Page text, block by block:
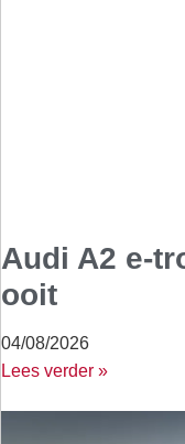
Audi A2 e-
ooit
04/08/2026
Lees verder »